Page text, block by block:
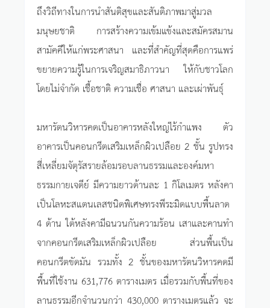
ถึงวิถีทางในการนำสันติสุขและสันติภาพมาสู่มวล
มนุษยชาติ การสร้างความเข้มแข้งและสมัครสมาน
สามัคคีให้แก่พระศาสนา และที่สำคัญที่สุดคือการแพร่
ขยายความรู้ในการเจริญสมาธิภาวนา ให้กับชาวโลก
โดยไม่จำกัด เชื้อชาติ ความเชื่อ ศาสนา และเผ่าพันธุ์
มหารัตนวิหารคดเป็นอาคารหลังใหญ่ไร้กำแพง ตัว
อาคารเป็นคอนกรีตเสริมเหล็กผิวเปลือย 2 ชั้น รูปทรง
สี่เหลี่ยมจัตุรัสรายล้อมรอบลานธรรมและองค์มหา
ธรรมกายเจดีย์ มีความยาวด้านละ 1 กิโลเมตร หลังคา
เป็นโลหะสแตนเลสชนิดพิเศษทรงพีระมิดแบบพื้นลาด
4 ด้าน ใต้หลังคามีฉนวนกันความร้อน เสาและคานทำ
จากคอนกรีตเสริมเหล็กผิวเปลือย ส่วนพื้นเป็น
คอนกรีตขัดมัน รวมทั้ง 2 ชั้นของมหารัตนวิหารคดมี
พื้นที่ใช้งาน 631,776 ตารางเมตร เมื่อรวมกับพื้นที่ของ
ลานธรรมอีกจำนวนกว่า 430,000 ตารางเมตรแล้ว จะ